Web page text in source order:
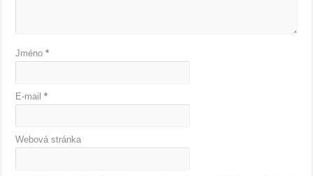
Jméno*
E-mail*
Webová stránka